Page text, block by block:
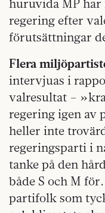
huruvida MP
regering efter
förutsättningar
Flera
intervjuas i
valresultat –
regering igen av
heller inte
regeringsparti i
tanke på den
både S och M
partifolk som